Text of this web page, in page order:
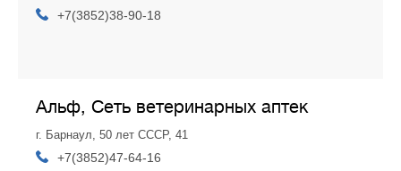
+7(3852)38-90-18
Альф, Сеть ветеринарных аптек
г. Барнаул, 50 лет СССР, 41
+7(3852)47-64-16